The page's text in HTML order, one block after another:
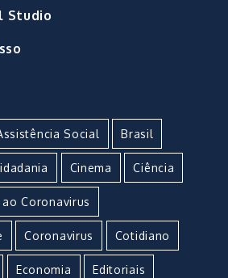
Studio
Social Brasil
Cinema Ciência
Coronavirus
Coronavirus Cotidiano
Economia Editoriais